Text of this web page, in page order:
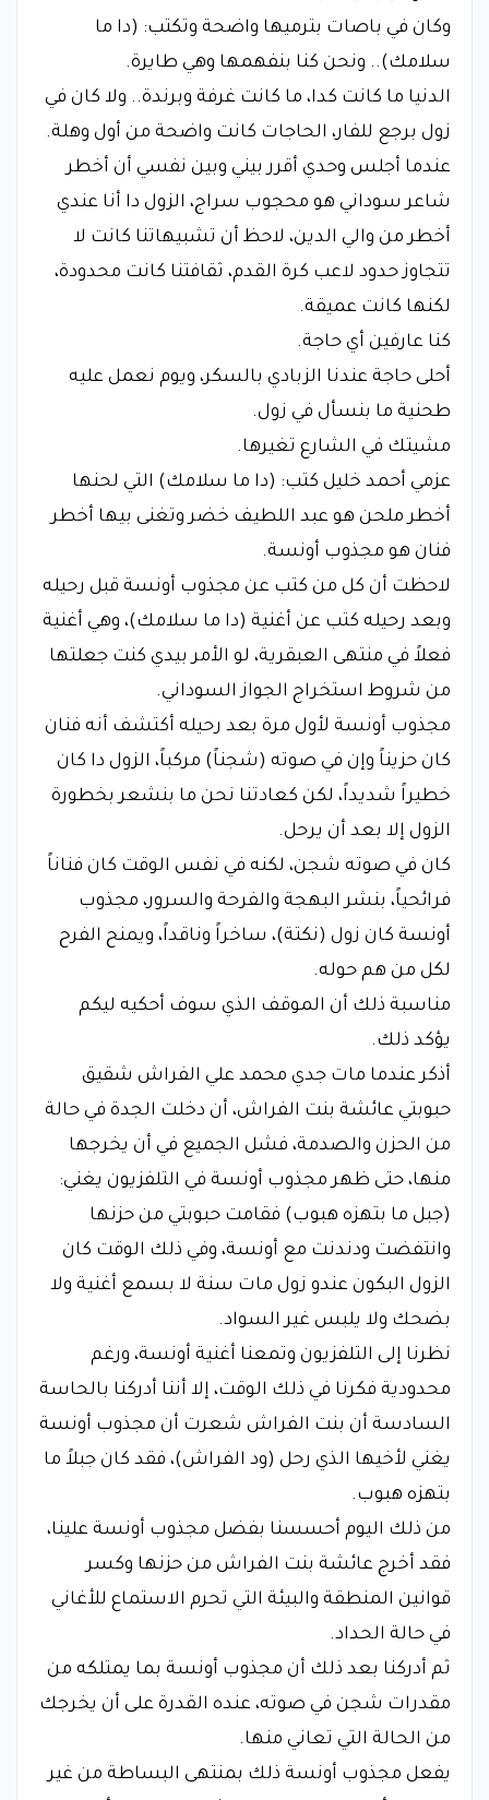
​وكان في باصات بترميها واضحة وتكتب: (دا ما
سلامك).. ونحن كنا بنفهمها وهي طايرة.
​الدنيا ما كانت كدا، ما كانت غرفة وبرندة.. ولا كان في
زول برجع للفار، الحاجات كانت واضحة من أول وهلة.
​عندما أجلس وحدي أقرر بيني وبين نفسي أن أخطر
شاعر سوداني هو محجوب سراج، الزول دا أنا عندي
أخطر من والي الدين، لاحظ أن تشبيهاتنا كانت لا
تتجاوز حدود لاعب كرة القدم، ثقافتنا كانت محدودة،
لكنها كانت عميقة.
​كنا عارفين أي حاجة.
​أحلى حاجة عندنا الزبادي بالسكر، ويوم نعمل عليه
طحنية ما بنسأل في زول.
​مشيتك في الشارع تغيرها.
​عزمي أحمد خليل كتب: (دا ما سلامك) التي لحنها
أخطر ملحن هو عبد اللطيف خضر وتغنى بيها أخطر
فنان هو مجذوب أونسة.
​لاحظت أن كل من كتب عن مجذوب أونسة قبل رحيله
وبعد رحيله كتب عن أغنية (دا ما سلامك)، وهي أغنية
فعلاً في منتهى العبقرية، لو الأمر بيدي كنت جعلتها
من شروط استخراج الجواز السوداني.
​مجذوب أونسة لأول مرة بعد رحيله أكتشف أنه فنان
كان حزيناً وإن في صوته (شجناً) مركباً، الزول دا كان
خطيراً شديداً، لكن كعادتنا نحن ما بنشعر بخطورة
الزول إلا بعد أن يرحل.
​كان في صوته شجن، لكنه في نفس الوقت كان فناناً
فرائحياً، بنشر البهجة والفرحة والسرور، مجذوب
أونسة كان زول (نكتة)، ساخراً وناقداً، ويمنح الفرح
لكل من هم حوله.
​مناسبة ذلك أن الموقف الذي سوف أحكيه ليكم
يؤكد ذلك.
​أذكر عندما مات جدي محمد علي الفراش شقيق
حبوبتي عائشة بنت الفراش، أن دخلت الجدة في حالة
من الحزن والصدمة، فشل الجميع في أن يخرجها
منها، حتى ظهر مجذوب أونسة في التلفزيون يغني:
(جبل ما بتهزه هبوب) فقامت حبوبتي من حزنها
وانتفضت ودندنت مع أونسة، وفي ذلك الوقت كان
الزول البكون عندو زول مات سنة لا بسمع أغنية ولا
بضحك ولا يلبس غير السواد.
​نظرنا إلى التلفزيون وتمعنا أغنية أونسة، ورغم
محدودية فكرنا في ذلك الوقت، إلا أننا أدركنا بالحاسة
السادسة أن بنت الفراش شعرت أن مجذوب أونسة
يغني لأخيها الذي رحل (ود الفراش)، فقد كان جبلاً ما
بتهزه هبوب.
​من ذلك اليوم أحسسنا بفضل مجذوب أونسة علينا،
فقد أخرج عائشة بنت الفراش من حزنها وكسر
قوانين المنطقة والبيئة التي تحرم الاستماع للأغاني
في حالة الحداد.
​ثم أدركنا بعد ذلك أن مجذوب أونسة بما يمتلكه من
مقدرات شجن في صوته، عنده القدرة على أن يخرجك
من الحالة التي تعاني منها.
​يفعل مجذوب أونسة ذلك بمنتهى البساطة من غير